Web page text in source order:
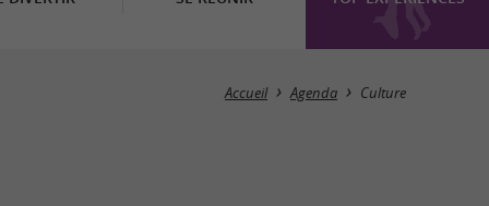
Masquer la carte
Accueil Agenda Culture